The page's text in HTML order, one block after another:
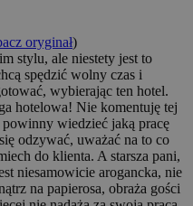
oryginał)
stylu, ale niestety jest to
spędzić wolny czas i
wybierając ten hotel.
hotelowa! Nie komentuję tej
wiedzieć jaką pracę
odzywać, uważać na to co
do klienta. A starsza pani,
niesamowicie arogancka, nie
na papierosa, obraża gości